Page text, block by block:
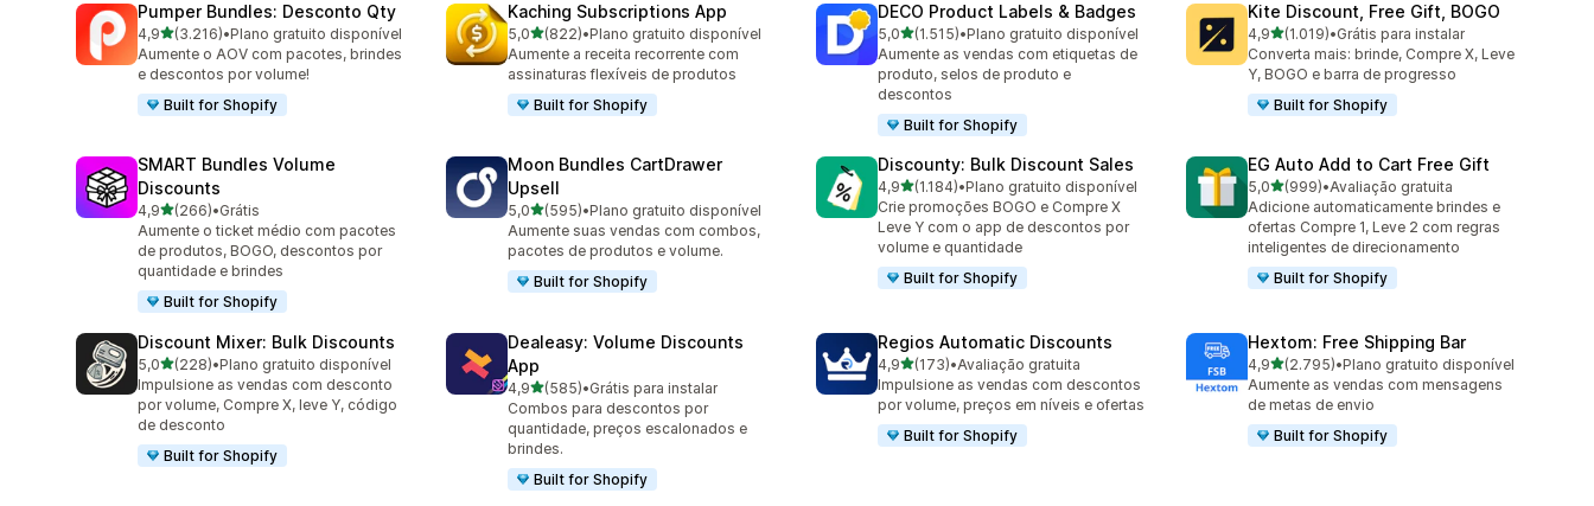
Pumper Bundles: Desconto Qty
4,9de 5 estrelas
(3.216)
3216 avaliações ao todo
•Plano gratuito disponível
Aumente o AOV com pacotes, brindes
e descontos por volume!
Built for Shopify
Kaching Subscriptions App
5,0de 5 estrelas
(822)
822 avaliações ao todo
•Plano gratuito disponível
Aumente a receita recorrente com
assinaturas flexíveis de produtos
Built for Shopify
DECO Product Labels & Badges
5,0de 5 estrelas
(1.515)
1515 avaliações ao todo
•Plano gratuito disponível
Aumente as vendas com etiquetas de
produto, selos de produto e
descontos
Built for Shopify
Kite Discount, Free Gift, BOGO
4,9de 5 estrelas
(1.019)
1019 avaliações ao todo
•Grátis para instalar
Converta mais: brinde, Compre X, Leve
Y, BOGO e barra de progresso
Built for Shopify
SMART Bundles Volume
Discounts
4,9de 5 estrelas
(266)
266 avaliações ao todo
•Grátis
Aumente o ticket médio com pacotes
de produtos, BOGO, descontos por
quantidade e brindes
Built for Shopify
Moon Bundles CartDrawer
Upsell
5,0de 5 estrelas
(595)
595 avaliações ao todo
•Plano gratuito disponível
Aumente suas vendas com combos,
pacotes de produtos e volume.
Built for Shopify
Discounty: Bulk Discount Sales
4,9de 5 estrelas
(1.184)
1184 avaliações ao todo
•Plano gratuito disponível
Crie promoções BOGO e Compre X
Leve Y com o app de descontos por
volume e quantidade
Built for Shopify
EG Auto Add to Cart Free Gift
5,0de 5 estrelas
(999)
999 avaliações ao todo
•Avaliação gratuita
Adicione automaticamente brindes e
ofertas Compre 1, Leve 2 com regras
inteligentes de direcionamento
Built for Shopify
Discount Mixer: Bulk Discounts
5,0de 5 estrelas
(228)
228 avaliações ao todo
•Plano gratuito disponível
Impulsione as vendas com desconto
por volume, Compre X, leve Y, código
de desconto
Built for Shopify
Dealeasy: Volume Discounts
App
4,9de 5 estrelas
(585)
585 avaliações ao todo
•Grátis para instalar
Combos para descontos por
quantidade, preços escalonados e
brindes.
Built for Shopify
Regios Automatic Discounts
4,9de 5 estrelas
(173)
173 avaliações ao todo
•Avaliação gratuita
Impulsione as vendas com descontos
por volume, preços em níveis e ofertas
Built for Shopify
Hextom: Free Shipping Bar
4,9de 5 estrelas
(2.795)
2795 avaliações ao todo
•Plano gratuito disponível
Aumente as vendas com mensagens
de metas de envio
Built for Shopify